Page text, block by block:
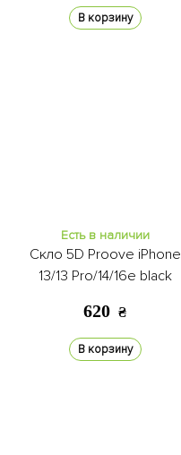
В корзину
Есть в наличии
Скло 5D Proove iPhone
13/13 Pro/14/16e black
620 ₴
В корзину